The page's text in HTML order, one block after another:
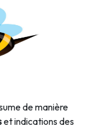
de manière
et indications des